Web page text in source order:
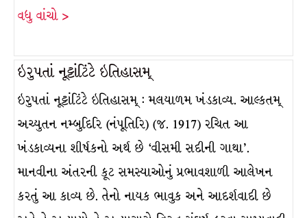
વધુ વાંચો >
ઇરુપતાં નૂટ્ટાંટિંટે ઇતિહાસમ્
ઇરુપતાં નૂટ્ટાંટિંટે ઇતિહાસમ્ : મલયાળમ ખંડકાવ્ય. આલ્કતમ્
અચ્યુતન નમ્બુદિરિ (નંપૂતિરિ) (જ. 1917) રચિત આ
ખંડકાવ્યના શીર્ષકનો અર્થ છે ‘વીસમી સદીની ગાથા’.
માનવીના અંતરની કૂટ સમસ્યાઓનું પ્રભાવશાળી આલેખન
કરતું આ કાવ્ય છે. તેનો નાયક ભાવુક અને આદર્શવાદી છે